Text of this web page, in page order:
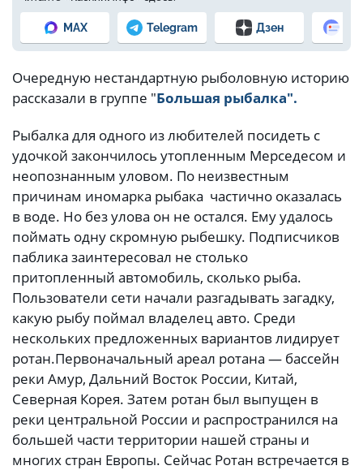
MAX Telegram Дзен
Очередную нестандартную рыболовную историю
рассказали в группе "Большая рыбалка".
Рыбалка для одного из любителей посидеть с
удочкой закончилось утопленным Мерседесом и
неопознанным уловом. По неизвестным
причинам иномарка рыбака частично оказалась
в воде. Но без улова он не остался. Ему удалось
поймать одну скромную рыбешку. Подписчиков
паблика заинтересовал не столько
притопленный автомобиль, сколько рыба.
Пользователи сети начали разгадывать загадку,
какую рыбу поймал владелец авто. Среди
нескольких предложенных вариантов лидирует
ротан.Первоначальный ареал ротана — бассейн
реки Амур, Дальний Восток России, Китай,
Северная Корея. Затем ротан был выпущен в
реки центральной России и распространился на
большей части территории нашей страны и
многих стран Европы. Сейчас Ротан встречается в